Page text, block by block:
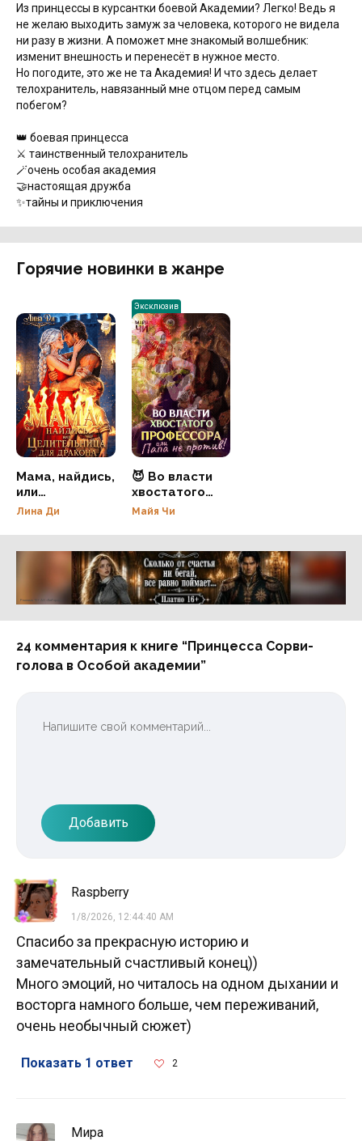
Из принцессы в курсантки боевой Академии? Легко! Ведь я
не желаю выходить замуж за человека, которого не видела
ни разу в жизни. А поможет мне знакомый волшебник:
изменит внешность и перенесёт в нужное место.
Но погодите, это же не та Академия! И что здесь делает
телохранитель, навязанный мне отцом перед самым
побегом?
👑 боевая принцесса
⚔️ таинственный телохранитель
🪄очень особая академия
🤝настоящая дружба
✨тайны и приключения
Горячие новинки в жанре
Мама, найдись,
или
Целительница
Лина Ди
Эксклюзив
😈 Во власти
хвостатого
профессора,
против!
Майя Чи
Реклама 16+ АО «ЛитГород»
24 комментария к книге “Принцесса Сорви-
голова в Особой академии”
Добавить
Raspberry
1/8/2026, 12:44:40 AM
Спасибо за прекрасную историю и
замечательный счастливый конец))
Много эмоций, но читалось на одном дыхании и
восторга намного больше, чем переживаний,
очень необычный сюжет)
Показать 1 ответ 2
Мира